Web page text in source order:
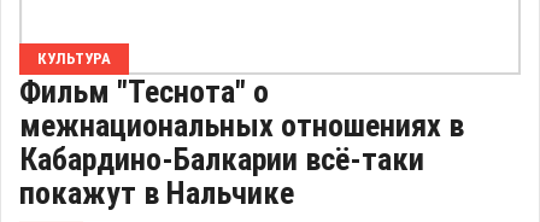
КУЛЬТУРА
Фильм "Теснота" о
межнациональных отношениях в
Кабардино-Балкарии всё-таки
покажут в Нальчике